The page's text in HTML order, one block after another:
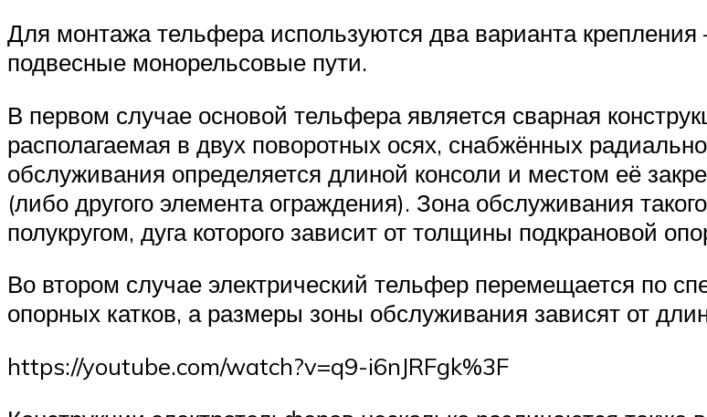
Для монтажа тельфера используются два варианта
подвесные монорельсовые пути.
В первом случае основой тельфера является сварная
располагаемая в двух поворотных осях, снабжённых
обслуживания определяется длиной консоли и местом её
(либо другого элемента ограждения). Зона обслуживания
полукругом, дуга которого зависит от толщины подкрановой
Во втором случае электрический тельфер перемещается по
опорных катков, а размеры зоны обслуживания зависят от
https://youtube.com/watch?v=q9-i6nJRFgk%3F